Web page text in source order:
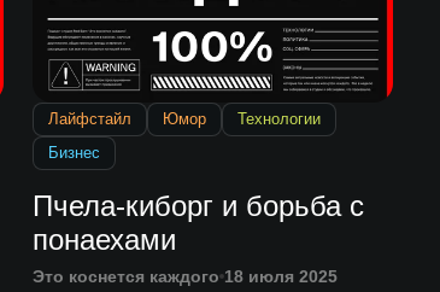
Лайфстайл Юмор
Технологии
Бизнес
Пчела-киборг и борьба с
понаехами
Это коснется каждого 18 июля 2025